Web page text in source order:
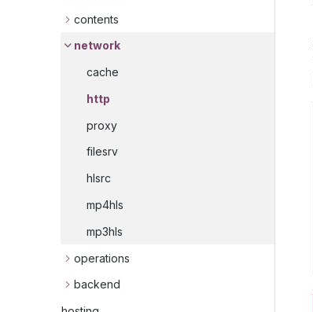
contents
network
cache
http
proxy
filesrv
hlsrc
mp4hls
mp3hls
operations
backend